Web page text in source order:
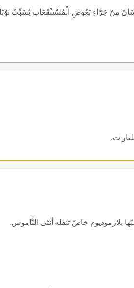
مِنْ جَرَّاءِ بَعُوضِ الْمُسْتَنْقَعَاتِ يُسَبِّبُ
بلازموديوم خاصّ تنقله أنثى النَّاموس.